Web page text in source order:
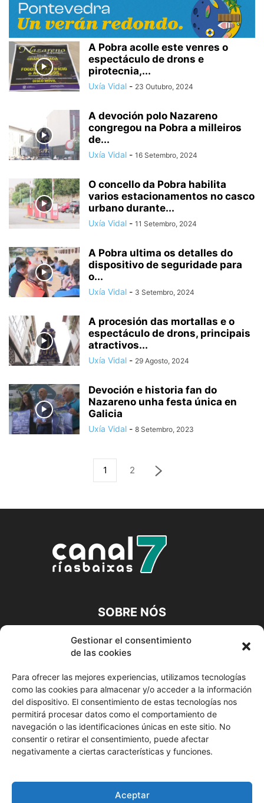
Gestionar el consentimiento
de las cookies
Para ofrecer las mejores experiencias, utilizamos tecnologías
como las cookies para almacenar y/o acceder a la información
del dispositivo. El consentimiento de estas tecnologías nos
permitirá procesar datos como el comportamiento de
navegación o las identificaciones únicas en este sitio. No
consentir o retirar el consentimiento, puede afectar
negativamente a ciertas características y funciones.
Aceptar
A Pobra acolle este venres o
espectáculo de drons e
pirotecnia,...
Uxía Vidal - 23 Outubro, 2024
A devoción polo Nazareno
congregou na Pobra a milleiros
de...
Uxía Vidal - 16 Setembro, 2024
O concello da Pobra habilita
varios estacionamentos no casco
urbano durante...
Uxía Vidal - 11 Setembro, 2024
A Pobra ultima os detalles do
dispositivo de seguridade para
o...
Uxía Vidal - 3 Setembro, 2024
A procesión das mortallas e o
espectáculo de drons, principais
atractivos...
Uxía Vidal - 29 Agosto, 2024
Devoción e historia fan do
Nazareno unha festa única en
Galicia
Uxía Vidal - 8 Setembro, 2023
1 2
SOBRE NÓS
A CANLE DIXITAL DA TÚA COMARCA
SÍGUENOS
© Canal Rías Baixas